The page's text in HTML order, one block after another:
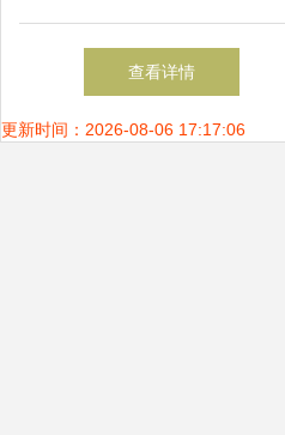
域的领军者
查看详情
更新时间：2026-08-06 17:17:06